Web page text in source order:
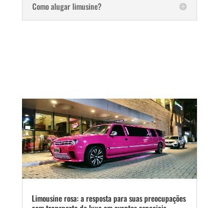
Como alugar limusine?
Limousine rosa: a resposta para suas preocupações